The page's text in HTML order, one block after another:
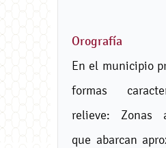
Orografía
En el municipio
formas
relieve: Zonas
que abarcan